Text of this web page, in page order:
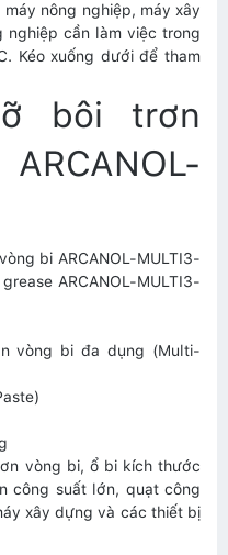
nông nghiệp, máy xây
cần làm việc trong
Kéo xuống dưới để tham
bôi trơn
bi ARCANOL-MULTI3-
ARCANOL-MULTI3-
vòng bi đa dụng (Multi-
vòng bi, ổ bi kích thước
công suất lớn, quạt công
xây dựng và các thiết bị